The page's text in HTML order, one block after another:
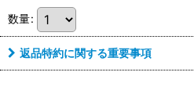
数量:
返品特約に関する重要事項